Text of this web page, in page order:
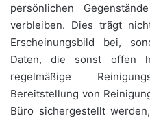
persönlichen
verbleiben. Dies trägt
Erscheinungsbild bei,
Daten, die sonst offen
regelmäßige
Bereitstellung von
Büro sichergestellt